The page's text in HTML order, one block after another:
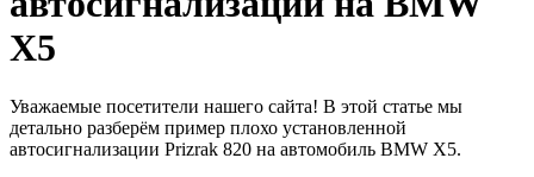
X5
Уважаемые посетители нашего сайта! В этой статье мы
детально разберём пример плохо установленной
автосигнализации Prizrak 820 на автомобиль BMW X5.